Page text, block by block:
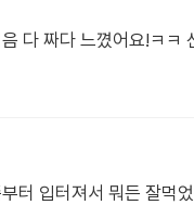
다 짜다 느꼈어요!ㅋ
터 입터져서 뭐든 잘먹